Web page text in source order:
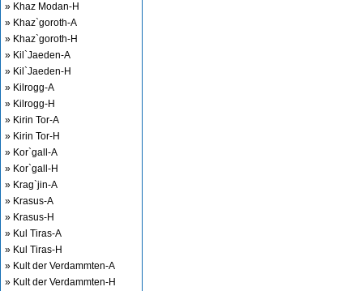
» Khaz Modan-H
» Khaz`goroth-A
» Khaz`goroth-H
» Kil`Jaeden-A
» Kil`Jaeden-H
» Kilrogg-A
» Kilrogg-H
» Kirin Tor-A
» Kirin Tor-H
» Kor`gall-A
» Kor`gall-H
» Krag`jin-A
» Krasus-A
» Krasus-H
» Kul Tiras-A
» Kul Tiras-H
» Kult der Verdammten-A
» Kult der Verdammten-H